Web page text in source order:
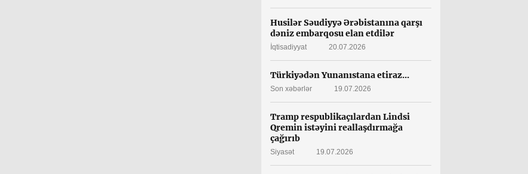
Husilər Səudiyyə Ərəbistanına qarşı
dəniz embarqosu elan etdilər
İqtisadiyyat 20.07.2026
Türkiyədən Yunanıstana etiraz...
Son xəbərlər 19.07.2026
Tramp respublikaçılardan Lindsi
Qremin istəyini reallaşdırmağa
çağırıb
Siyasət 19.07.2026